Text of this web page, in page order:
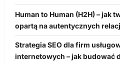
Human to Human (H2H) – jak
opartą na autentycznych
Strategia SEO dla firm
internetowych – jak budować